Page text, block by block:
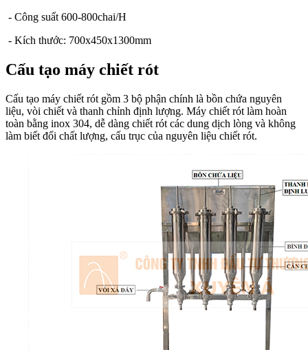
- Công suất 600-800chai/H
- Kích thước: 700x450x1300mm
Cấu tạo máy chiết rót
Cấu tạo máy chiết rót gồm 3 bộ phận chính là bồn chứa nguyên
liệu, vòi chiết và thanh chỉnh định lượng. Máy chiết rót làm hoàn
toàn bằng inox 304, dễ dàng chiết rót các dung dịch lòng và không
làm biết đổi chất lượng, cấu trục của nguyên liệu chiết rót.